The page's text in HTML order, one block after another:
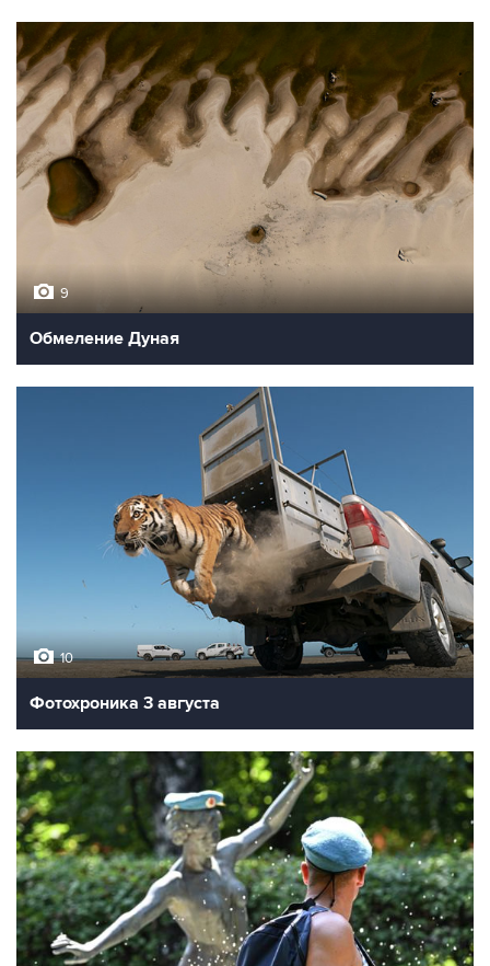
9
Обмеление Дуная
10
Фотохроника 3 августа